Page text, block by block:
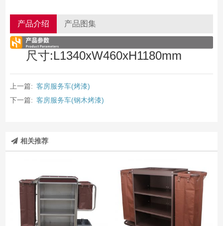
产品介绍 产品图集
尺寸:L1340xW460xH1180mm
上一篇: 客房服务车(烤漆)
下一篇: 客房服务车(钢木烤漆)
相关推荐